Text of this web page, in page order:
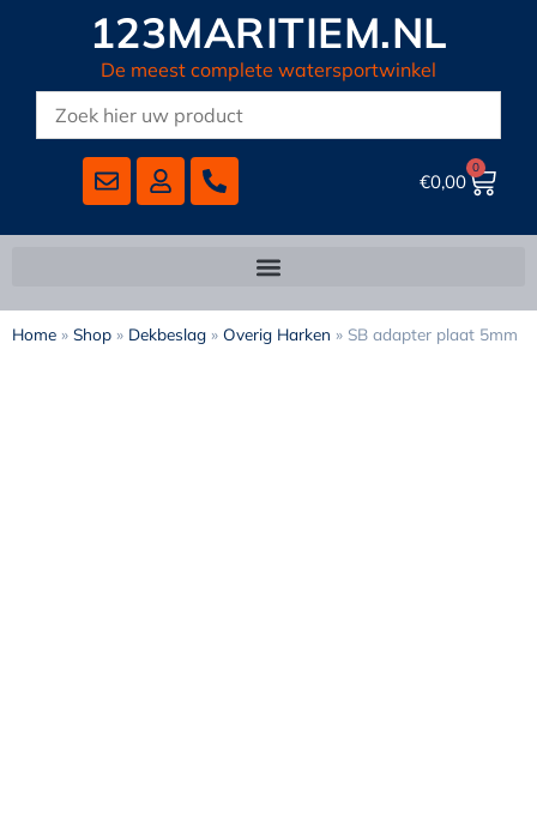
123MARITIEM.NL
De meest complete watersportwinkel
€0,00
0
Home » Shop » Dekbeslag » Overig Harken » SB adapter plaat 5mm